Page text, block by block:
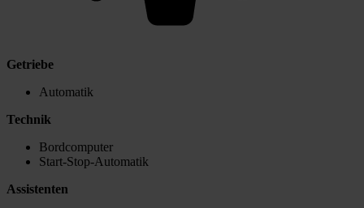
Getriebe
Automatik
Technik
Bordcomputer
Start-Stop-Automatik
Assistenten